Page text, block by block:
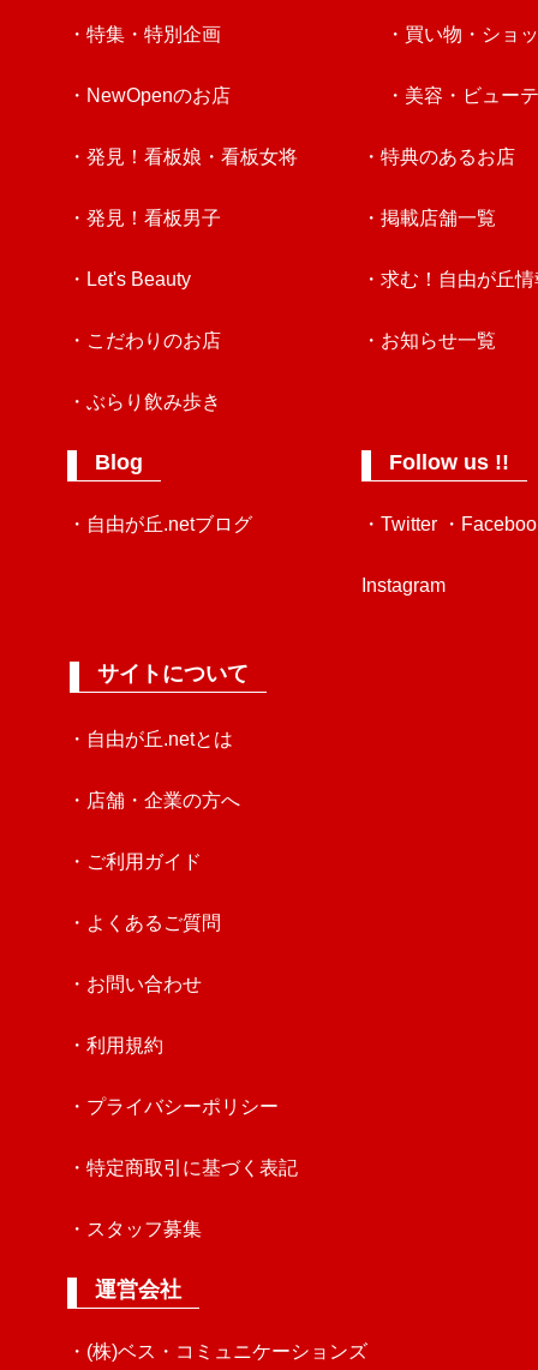
・特集・特別企画
・NewOpenのお店
・発見！看板娘・看板女将
・発見！看板男子
・Let's Beauty
・こだわりのお店
・ぶらり飲み歩き
Blog
・自由が丘.netブログ
・買い物・ショ
・美容・ビュー
・特典のあるお店
・掲載店舗一覧
・求む！自由が丘
・お知らせ一覧
Follow us !!
・Twitter ・
Instagram
サイトについて
・自由が丘.netとは
・店舗・企業の方へ
・ご利用ガイド
・よくあるご質問
・お問い合わせ
・利用規約
・プライバシーポリシー
・特定商取引に基づく表記
・スタッフ募集
運営会社
・(株)ベス・コミュニケーションズ